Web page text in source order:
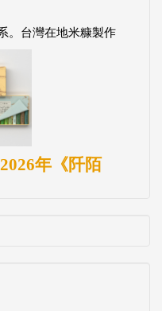
。台灣在地米糠製作
年《阡陌